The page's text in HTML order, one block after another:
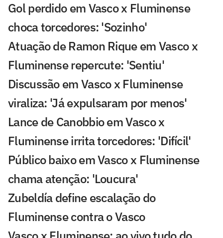
Gol perdido em Vasco x Fluminense
choca torcedores: 'Sozinho'
Atuação de Ramon Rique em Vasco x
Fluminense repercute: 'Sentiu'
Discussão em Vasco x Fluminense
viraliza: 'Já expulsaram por menos'
Lance de Canobbio em Vasco x
Fluminense irrita torcedores: 'Difícil'
Público baixo em Vasco x Fluminense
chama atenção: 'Loucura'
Zubeldía define escalação do
Fluminense contra o Vasco